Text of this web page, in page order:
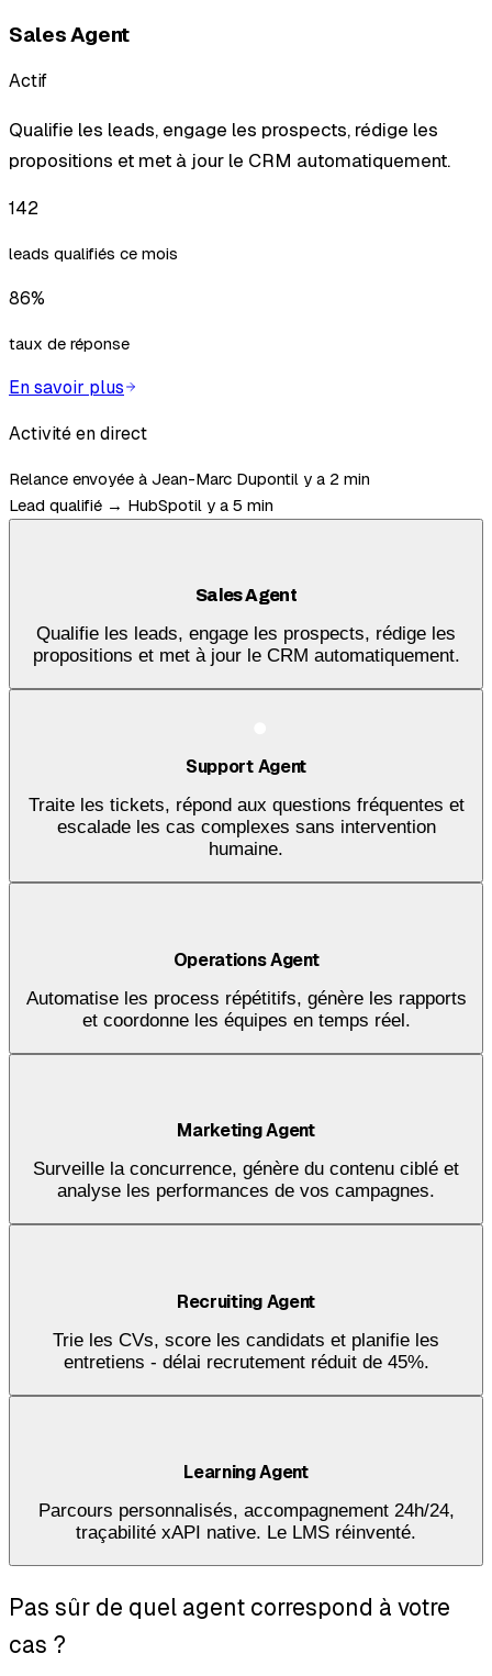
Sales Agent
Actif
Qualifie les leads, engage les prospects, rédige les
propositions et met à jour le CRM automatiquement.
142
leads qualifiés ce mois
86%
taux de réponse
En savoir plus
Activité en direct
Relance envoyée à Jean-Marc Dupontil y a 2 min
Lead qualifié → HubSpotil y a 5 min
Sales Agent
Qualifie les leads, engage les prospects, rédige les
propositions et met à jour le CRM automatiquement.
Support Agent
Traite les tickets, répond aux questions fréquentes et
escalade les cas complexes sans intervention
humaine.
Operations Agent
Automatise les process répétitifs, génère les rapports
et coordonne les équipes en temps réel.
Marketing Agent
Surveille la concurrence, génère du contenu ciblé et
analyse les performances de vos campagnes.
Recruiting Agent
Trie les CVs, score les candidats et planifie les
entretiens - délai recrutement réduit de 45%.
Learning Agent
Parcours personnalisés, accompagnement 24h/24,
traçabilité xAPI native. Le LMS réinventé.
Pas sûr de quel agent correspond à votre
cas ?